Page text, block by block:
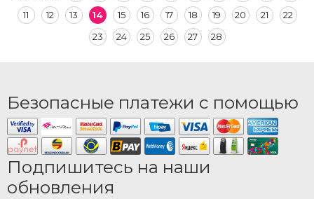
11
12 13 14 15 16 17 18 19 20 21
22
23
24 25 26 27 28
Безопасные платежи с помощью
Подпишитесь на наши
обновления